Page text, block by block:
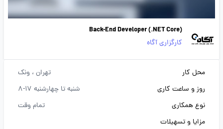
Back-End Developer (.NET Core)
کارگزاری آگاه
محل کار تهران ، ونک
روز و ساعت کاری
شنبه تا چهارشنبه 17-8
نوع همکاری
تمام وقت
مزایا و تسهیلات